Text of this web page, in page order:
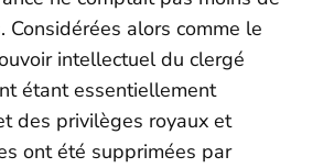
Considérées alors comme le
intellectuel du clergé
étant essentiellement
des privilèges royaux et
ont été supprimées par